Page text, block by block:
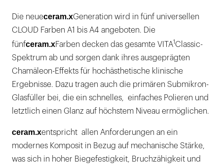
Die neueceram.xGeneration wird in fünf universellen
CLOUD Farben A1 bis A4 angeboten. Die
fünfceram.xFarben decken das gesamte VITA1Classic-
Spektrum ab und sorgen dank ihres ausgeprägten
Chamäleon-Effekts für hochästhetische klinische
Ergebnisse. Dazu tragen auch die primären Submikron-
Glasfüller bei, die ein schnelles, einfaches Polieren und
letztlich einen Glanz auf höchstem Niveau ermöglichen.
ceram.xentspricht allen Anforderungen an ein
modernes Komposit in Bezug auf mechanische Stärke,
was sich in hoher Biegefestigkeit, Bruchzähigkeit und